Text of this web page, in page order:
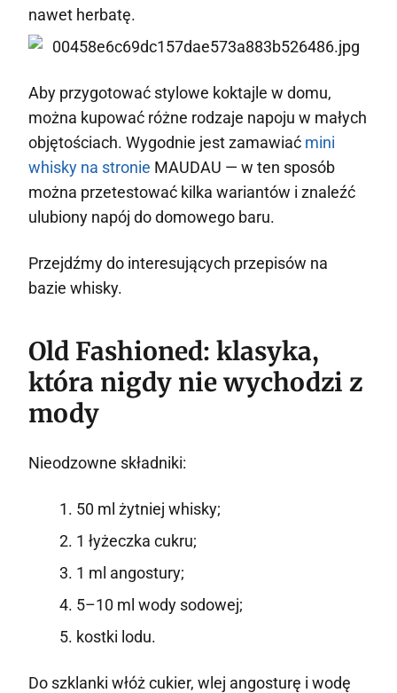
nawet herbatę.
Aby przygotować stylowe koktajle w domu,
można kupować różne rodzaje napoju w małych
objętościach. Wygodnie jest zamawiać mini
whisky na stronie MAUDAU — w ten sposób
można przetestować kilka wariantów i znaleźć
ulubiony napój do domowego baru.
Przejdźmy do interesujących przepisów na
bazie whisky.
Old Fashioned: klasyka,
która nigdy nie wychodzi z
mody
Nieodzowne składniki:
50 ml żytniej whisky;
1 łyżeczka cukru;
1 ml angostury;
5–10 ml wody sodowej;
kostki lodu.
Do szklanki włóż cukier, wlej angosturę i wodę